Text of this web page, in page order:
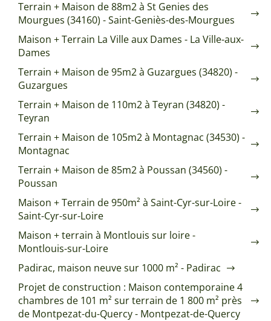
Terrain + Maison de 88m2 à St Genies des
Mourgues (34160) - Saint-Geniès-des-Mourgues
Maison + Terrain La Ville aux Dames - La Ville-aux-
Dames
Terrain + Maison de 95m2 à Guzargues (34820) -
Guzargues
Terrain + Maison de 110m2 à Teyran (34820) -
Teyran
Terrain + Maison de 105m2 à Montagnac (34530) -
Montagnac
Terrain + Maison de 85m2 à Poussan (34560) -
Poussan
Maison + Terrain de 950m² à Saint-Cyr-sur-Loire -
Saint-Cyr-sur-Loire
Maison + terrain à Montlouis sur loire -
Montlouis-sur-Loire
Padirac, maison neuve sur 1000 m² - Padirac
Projet de construction : Maison contemporaine 4
chambres de 101 m² sur terrain de 1 800 m² près
de Montpezat-du-Quercy - Montpezat-de-Quercy